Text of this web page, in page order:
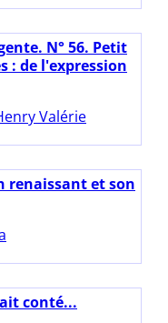
N° 56. Petit
: de l'expression
Valérie
renaissant et son
conté...